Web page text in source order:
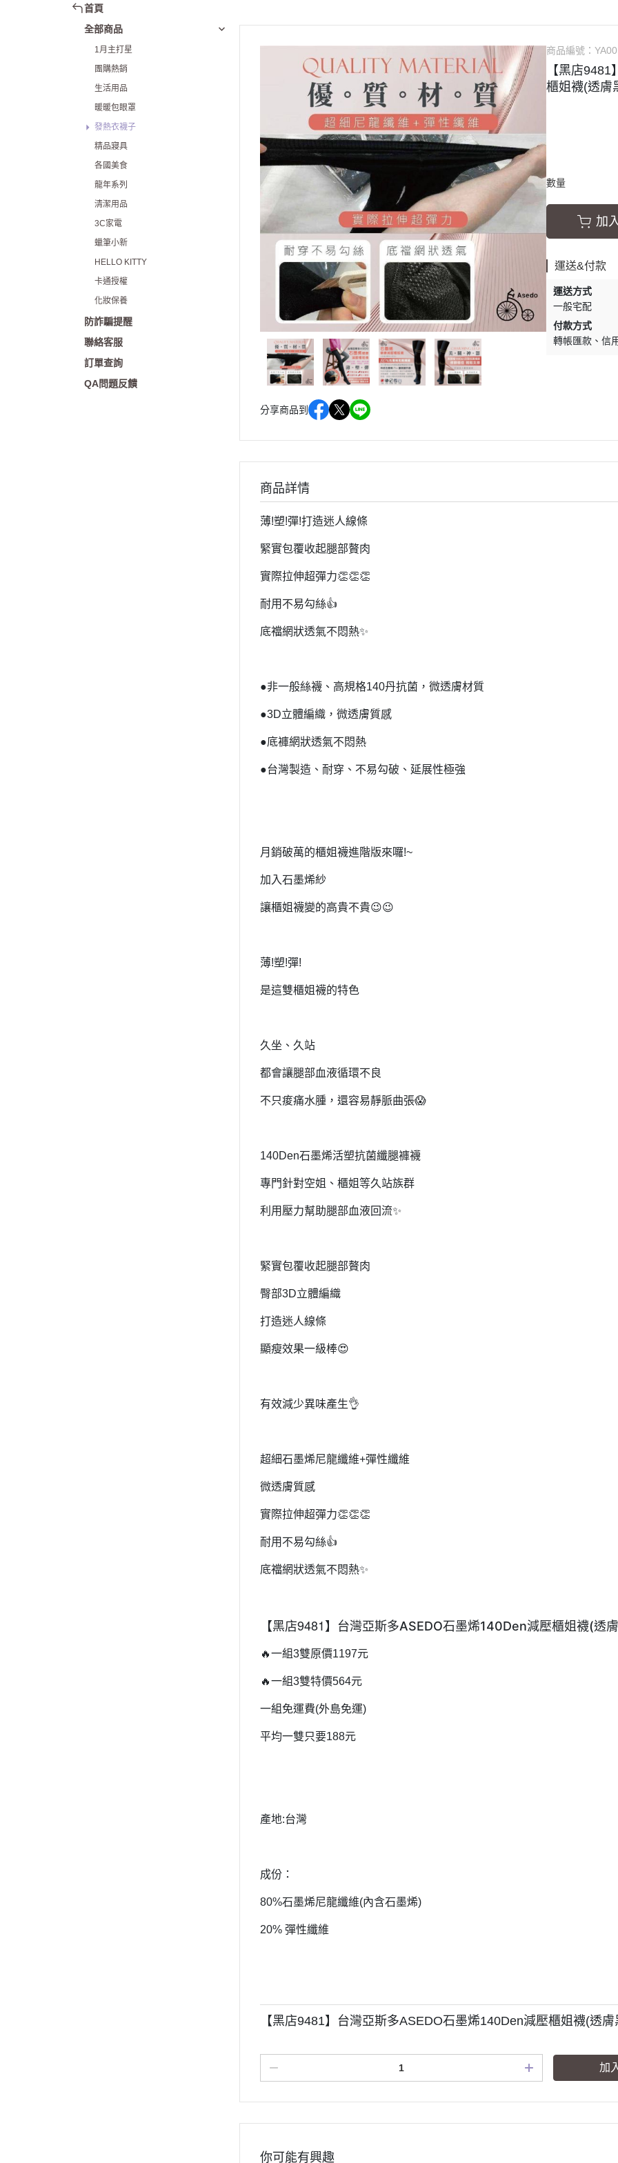
首頁
全部商品
1月主打星
團購熱銷
生活用品
暖暖包眼罩
發熱衣襪子
精品寢具
各國美食
龍年系列
清潔用品
3C家電
蠟筆小新
HELLO KITTY
卡通授權
化妝保養
防詐騙提醒
聯絡客服
訂單查詢
QA問題反饋
分享商品到
商品編號：
【黑店
櫃姐襪(透膚
數量
加
運送&付款
運送方式
一般宅配
付款方式
轉帳匯款
信
商品詳情
薄!塑!彈!打造迷人線條
緊實包覆收起腿部贅肉
實際拉伸超彈力👏👏👏
耐用不易勾絲👍
底襠網狀透氣不悶熱✨
●非一般絲襪、高規格140丹抗菌，微透膚材質
●3D立體編織，微透膚質感
●底褲網狀透氣不悶熱
●台灣製造、耐穿、不易勾破、延展性極強
月銷破萬的櫃姐襪進階版來囉!~
加入石墨烯紗
讓櫃姐襪變的高貴不貴😉😉
薄!塑!彈!
是這雙櫃姐襪的特色
久坐、久站
都會讓腿部血液循環不良
不只痠痛水腫，還容易靜脈曲張😱
140Den石墨烯活塑抗菌纖腿褲襪
專門針對空姐、櫃姐等久站族群
利用壓力幫助腿部血液回流✨
緊實包覆收起腿部贅肉
臀部3D立體編織
打造迷人線條
顯瘦效果一級棒😍
有效減少異味產生👌
超細石墨烯尼龍纖維+彈性纖維
微透膚質感
實際拉伸超彈力👏👏👏
耐用不易勾絲👍
底襠網狀透氣不悶熱✨
【黑店9481】台灣亞斯多ASEDO石墨烯140Den減壓櫃姐襪(透
🔥一組3雙原價1197元
🔥一組3雙特價564元
一組免運費(外島免運)
平均一雙只要188元
產地:台灣
成份：
80%石墨烯尼龍纖維(內含石墨烯)
20% 彈性纖維
【黑店9481】台灣亞斯多ASEDO石墨烯140Den減壓櫃姐襪(透
加
你可能有興趣